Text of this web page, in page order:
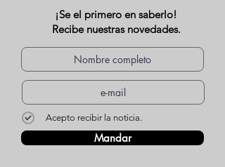
¡Se el primero en saberlo!
Recibe nuestras novedades.
Acepto recibir la noticia.
Mandar